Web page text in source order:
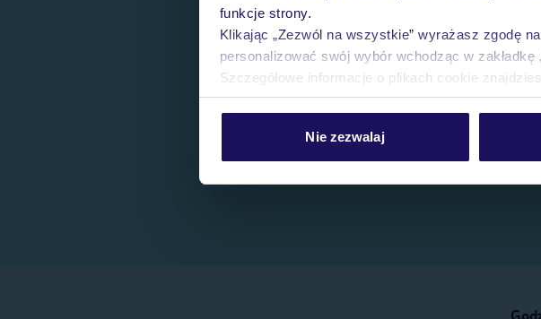
funkcje strony.
Klikając „Zezwól na wszystkie” wyrażasz zgodę
personalizować swój wybór wchodząc w zakładkę
Szczegółowe informacje o plikach cookie
Nie zezwalaj